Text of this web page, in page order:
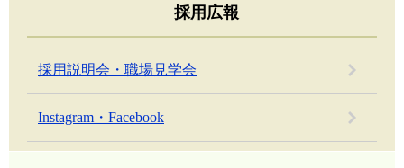
採用広報
採用説明会・職場見学会
Instagram・Facebook